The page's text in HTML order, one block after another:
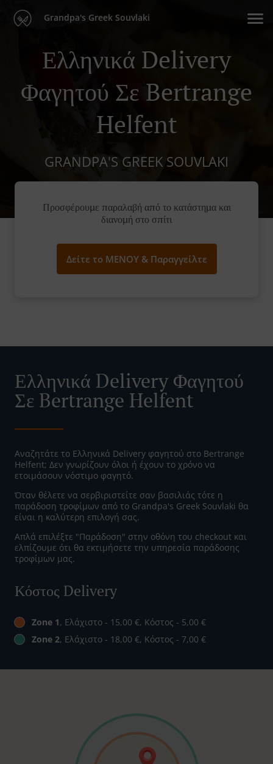
Grandpa's Greek Souvlaki
Ελληνικά Delivery
Φαγητού Σε Bertrange
Helfent
GRANDPA'S GREEK SOUVLAKI
Προσφέρουμε παραλαβή από το κατάστημα και
διανομή στο σπίτι
Δείτε το ΜΕΝΟΥ & Παραγγείλτε
Ελληνικά Delivery Φαγητού
Σε Bertrange Helfent
Αναζητάτε το Ελληνικά Delivery φαγητού στο Bertrange
Helfent; Δεν γνωρίζουν όλοι ή έχουν το χρόνο να
ετοιμάσουν νόστιμο φαγητό.
Όταν θέλετε να σερβιριστείτε σαν βασιλιάς τότε η
παράδοση τροφίμων από το Grandpa's Greek Souvlaki θα
είναι η καλύτερη επιλογή σας.
Απλά επιλέξτε "Παράδοση" στην οθόνη του checkout και
ελπίζουμε ότι θα εκτιμήσετε την υπηρεσία παράδοσης
τροφίμων μας.
Κόστος Delivery
Zone 1, Ελάχιστο - 15,00 €, Κόστος - 5,00 €
Zone 2, Ελάχιστο - 18,00 €, Κόστος - 7,00 €